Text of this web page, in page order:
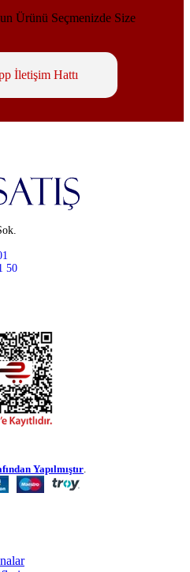
Ürünü Seçmenizde Size
İletişim Hattı
50
Yapılmıştır